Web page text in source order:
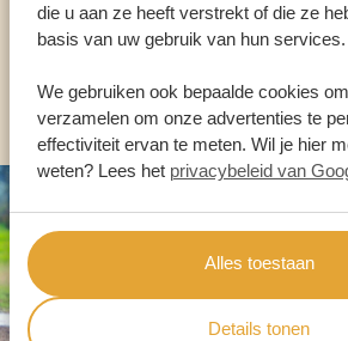
die u aan ze heeft verstrekt of die ze
basis van uw gebruik van hun services.
We gebruiken ook bepaalde cookies
verzamelen om onze advertenties te
effectiviteit ervan te meten. Wil je hier
weten? Lees het privacybeleid van
Alles toestaan
Details tonen
NL:+31 174 700
ANDERE LANDEN